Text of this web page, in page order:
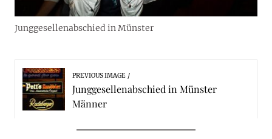
Junggesellenabschied in Münster
PREVIOUS IMAGE
Junggesellenabschied in Münster
Männer